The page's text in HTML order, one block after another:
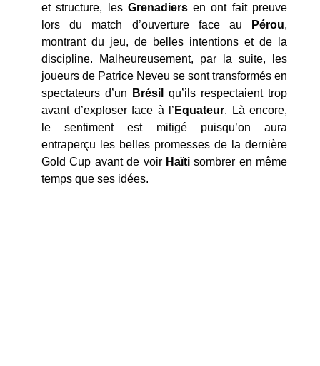
et structure, les Grenadiersen ont fait preuve
lors du match d’ouverture face au
Pérou,
montrant du jeu, de belles intentions et de la
discipline. Malheureusement, par la suite, les
joueurs de Patrice Neveu se sont transformés en
spectateurs d’un
Brésil
qu’ils respectaient trop
avant d’exploser face à l’ Equateur. Là encore,
le sentiment est mitigé puisqu’on aura
entraperçu les belles promesses de la dernière
Gold Cup avant de voir Haïtisombrer en même
temps que ses idées.